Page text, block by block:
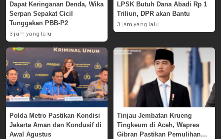
Dapat Keringanan Denda, Wika
Serpan Sepakat Cicil
Tunggakan PBB-P2
3 jam yang lalu
LPSK Butuh Dana Abadi Rp 1
Triliun, DPR akan Bantu
3 jam yang lalu
Polda Metro Pastikan Kondisi
Jakarta Aman dan Kondusif di
Awal Agustus
Tinjau Jembatan Krueng
Tingkeum di Aceh, Wapres
Gibran Pastikan Pemulihan